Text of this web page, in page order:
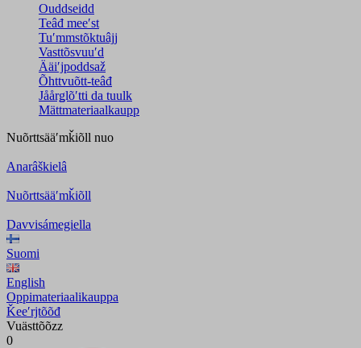
Ouddseidd
Teâđ meeʹst
Tuʹmmstõktuâjj
Vasttõsvuuʹd
Ääiʹjpoddsaž
Õhttvuõtt-teâđ
Jåårǥlõʹtti da tuulk
Mättmateriaalkaupp
Nuõrttsääʹmǩiõll nuo
Anarâškielâ
Nuõrttsääʹmǩiõll
Davvisámegiella
Suomi
English
Oppimateriaalikauppa
Ǩeeʹrjtõõđ
Vuästtõõzz
0